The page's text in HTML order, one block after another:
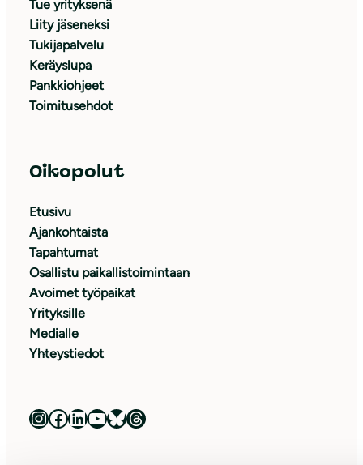
Tue yrityksenä
Liity jäseneksi
Tukijapalvelu
Keräyslupa
Pankkiohjeet
Toimitusehdot
Oikopolut
Etusivu
Ajankohtaista
Tapahtumat
Osallistu paikallistoimintaan
Avoimet työpaikat
Yrityksille
Medialle
Yhteystiedot
Luonnonsuojeluliitto Instagramissa Luonnonsuojeluliitto Facebookissa Luonnonsuojeluliitto LinkedInissä Luonnonsuojeluliiton YouTube-kanava Luonnonsuojeluliitto Blueskyssa Luonnonsuojeluliitto Threadsissa